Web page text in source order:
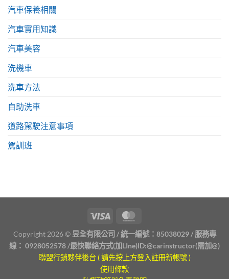
汽車保養相關
汽車實用知識
汽車美容
洗機車
洗車方法
自助洗車
道路駕駛注意事項
駕訓班
Copyright 2026 © 昱全有限公司 / 統一編號：85038029 / 服務專
線： 0928052578/最快聯絡方式(加LIne)ID:@carinstructor(需加@)
聯盟行銷夥伴後台 ( 請先按上方登入註冊新帳號 )
使用條款